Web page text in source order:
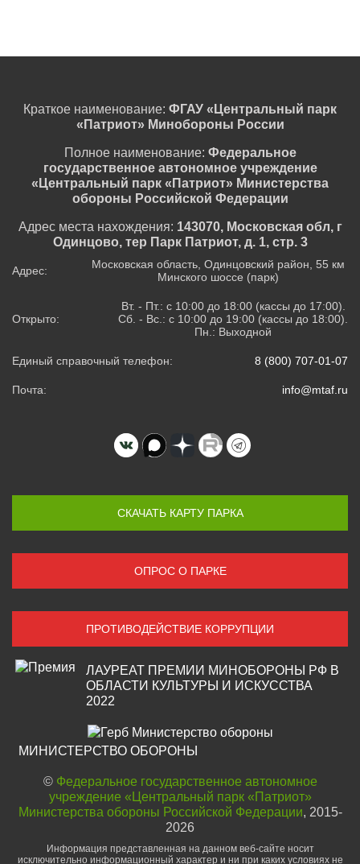
Краткое наименование: ФГАУ «Центральный парк
«Патриот» Минобороны России
Полное наименование: Федеральное
государственное автономное учреждение
«Центральный парк «Патриот» Министерства
обороны Российской Федерации
Адрес места нахождения: 143070, Московская обл, г
Одинцово, тер Парк Патриот, д. 1, стр. 3
Адрес:
Московская область, Одинцовский район, 55 км
Минского шоссе (парк)
Открыто:
Вт. - Пт.: с 10:00 до 18:00 (кассы до 17:00).
Сб. - Вс.: с 10:00 до 19:00 (кассы до 18:00).
Пн.: Выходной
Единый справочный телефон: 8 (800) 707-01-07
Почта: info@mtaf.ru
СКАЧАТЬ КАРТУ ПАРКА
ОПРОС О ПАРКЕ
ПРОТИВОДЕЙСТВИЕ КОРРУПЦИИ
ЛАУРЕАТ ПРЕМИИ МИНОБОРОНЫ РФ В
ОБЛАСТИ КУЛЬТУРЫ И ИСКУССТВА
2022
МИНИСТЕРСТВО ОБОРОНЫ
© Федеральное государственное автономное
учреждение «Центральный парк «Патриот»
Министерства обороны Российской Федерации, 2015-
2026
Информация представленная на данном веб-сайте носит
исключительно информационный характер и ни при каких условиях не